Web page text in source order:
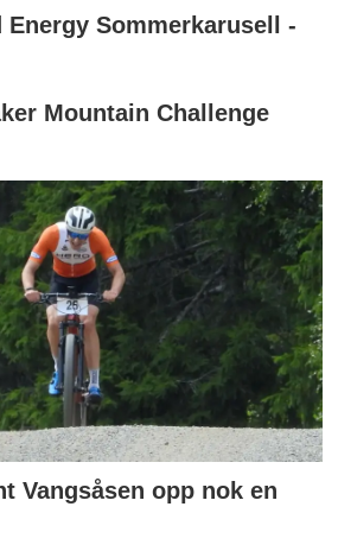
Energy Sommerkarusell -
Mountain Challenge
Vangsåsen opp nok en